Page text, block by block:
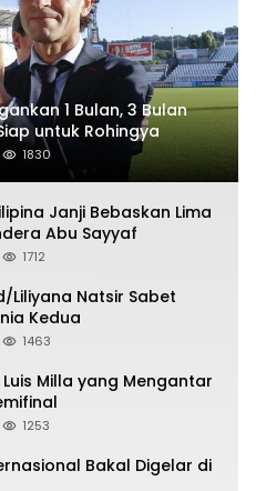
1 Bulan, 3 Bulan
untuk Rohingya
1830
Janji Bebaskan Lima
Abu Sayyaf
1712
Liliyana Natsir Sabet
Kedua
1463
Milla yang Mengantar
1253
Bakal Digelar di